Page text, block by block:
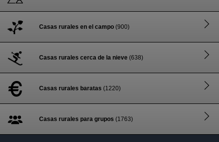
Casas rurales en el campo (900)
Casas rurales cerca de la nieve (638)
Casas rurales baratas (1220)
Casas rurales para grupos (1763)